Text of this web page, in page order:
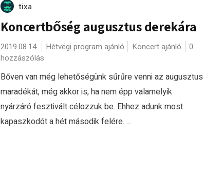
tixa
Koncertbőség augusztus derekára
2019.08.14. Hétvégi program ajánló Koncert ajánló
0
hozzászólás
Bőven van még lehetőségünk sűrűre venni az augusztus
maradékát, még akkor is, ha nem épp valamelyik
nyárzáró fesztivált célozzuk be. Ehhez adunk most
kapaszkodót a hét második felére. ...